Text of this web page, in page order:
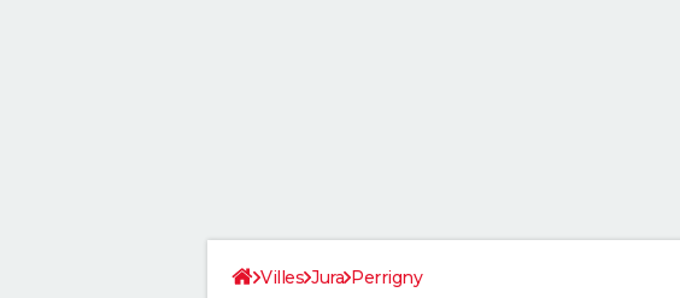
Villes Jura Perrigny